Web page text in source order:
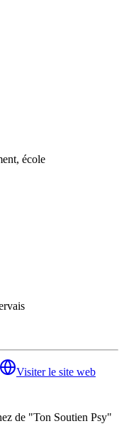
école
Visiter le site web
de "Ton Soutien Psy"